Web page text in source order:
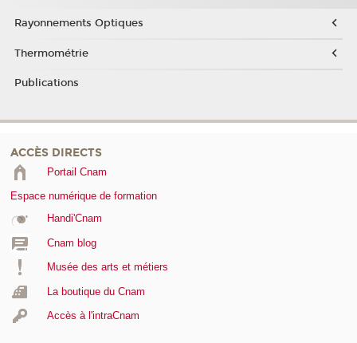
Rayonnements Optiques
Thermométrie
Publications
ACCÈS DIRECTS
Portail Cnam
Espace numérique de formation
Handi'Cnam
Cnam blog
Musée des arts et métiers
La boutique du Cnam
Accès à l'intraCnam